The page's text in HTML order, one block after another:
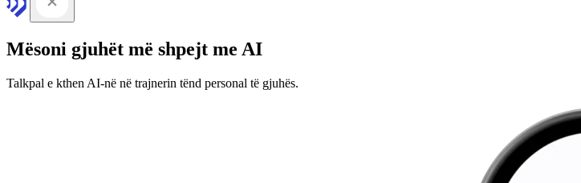
Mësoni gjuhët më shpejt me AI
Talkpal e kthen AI-në në trajnerin tënd personal të gjuhës.